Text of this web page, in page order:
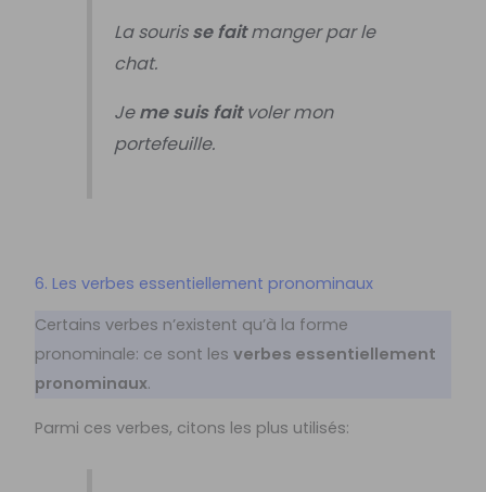
La sourisse faitmanger par le
chat.
Jeme suis faitvoler mon
portefeuille.
6. Les verbes essentiellement pronominaux
Certains verbes n’existent qu’à la forme
pronominale: ce sont lesverbes essentiellement
pronominaux.
Parmi ces verbes, citons les plus utilisés: